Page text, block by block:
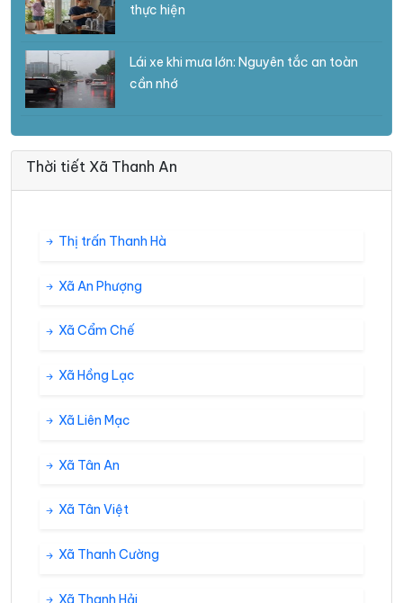
thực hiện
Lái xe khi mưa lớn: Nguyên tắc an toàn
cần nhớ
Thời tiết Xã Thanh An
Thị trấn Thanh Hà
Xã An Phượng
Xã Cẩm Chế
Xã Hồng Lạc
Xã Liên Mạc
Xã Tân An
Xã Tân Việt
Xã Thanh Cường
Xã Thanh Hải